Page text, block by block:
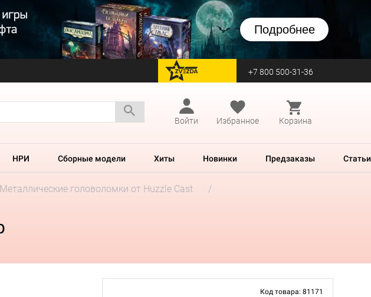
Подробнее
перейти на Zvezda +7 800 500-31-36
Войти
Избранное Корзина
НРИ Сборные модели Хиты Новинки Предзаказы Статьи
Металлические головоломки от Huzzle Cast
Код товара: 81171